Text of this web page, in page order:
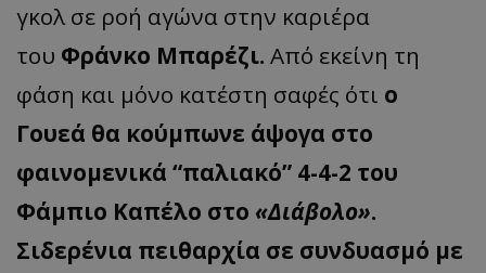
γκολ σε ροή αγώνα στην καριέρα
του Φράνκο Μπαρέζι. Από εκείνη τη
φάση και μόνο κατέστη σαφές ότι ο
Γουεά θα κούμπωνε άψογα στο
φαινομενικά “παλιακό” 4-4-2 του
Φάμπιο Καπέλο στο «Διάβολο».
Σιδερένια πειθαρχία σε συνδυασμό με